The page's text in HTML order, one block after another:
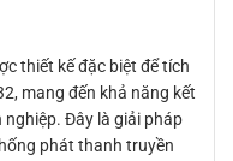
thiết kế đặc biệt để tích
mang đến khả năng kết
nghiệp. Đây là giải pháp
phát thanh truyền